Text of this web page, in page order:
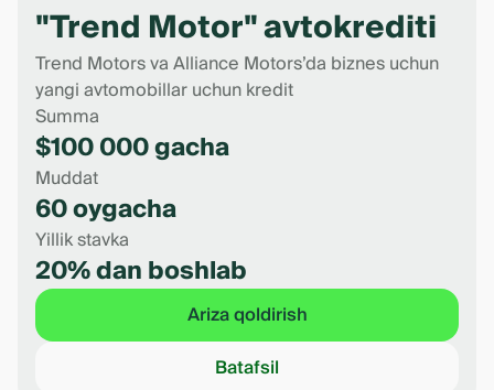
"Trend Motor" avtokrediti
Trend Motors va Alliance Motors’da biznes uchun
yangi avtomobillar uchun kredit
Summa
$100 000 gacha
Muddat
60 oygacha
Yillik stavka
20% dan boshlab
Ariza qoldirish
Batafsil